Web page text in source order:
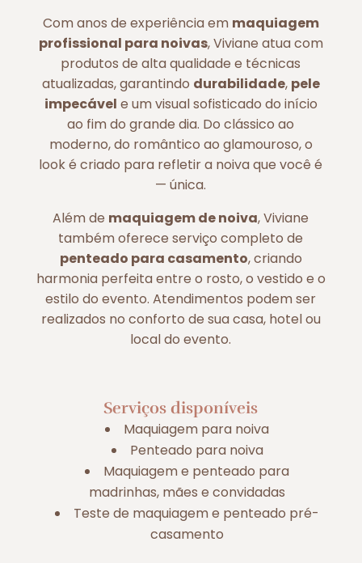
Com anos de experiência em maquiagem
profissional para noivas, Viviane atua com
produtos de alta qualidade e técnicas
atualizadas, garantindo durabilidade, pele
impecável e um visual sofisticado do início
ao fim do grande dia. Do clássico ao
moderno, do romântico ao glamouroso, o
look é criado para refletir a noiva que você é
— única.
Além de maquiagem de noiva, Viviane
também oferece serviço completo de
penteado para casamento, criando
harmonia perfeita entre o rosto, o vestido e o
estilo do evento. Atendimentos podem ser
realizados no conforto de sua casa, hotel ou
local do evento.
Serviços disponíveis
Maquiagem para noiva
Penteado para noiva
Maquiagem e penteado para
madrinhas, mães e convidadas
Teste de maquiagem e penteado pré-
casamento